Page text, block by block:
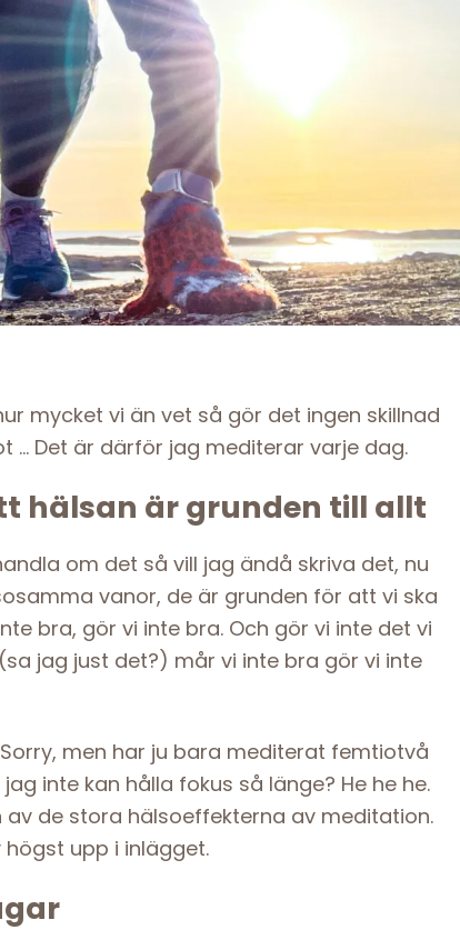
mycket vi än vet så gör det ingen skillnad
… Det är därför jag mediterar varje dag.
hälsan är grunden till allt
om det så vill jag ändå skriva det, nu
vanor, de är grunden för att vi ska
bra, gör vi inte bra. Och gör vi inte det vi
jag just det?) mår vi inte bra gör vi inte
men har ju bara mediterat femtiotvå
inte kan hålla fokus så länge? He he he.
de stora hälsoeffekterna av meditation.
upp i inlägget.